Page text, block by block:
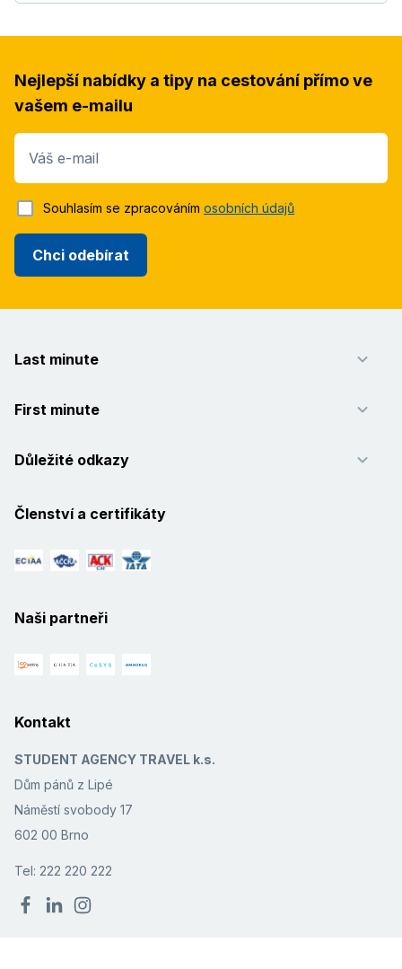
Nejlepší nabídky a tipy na cestování přímo ve
vašem e-mailu
Váš e-mail
Chci odebírat
Souhlasím se zpracováním osobních údajů
Last minute
First minute
Důležité odkazy
Členství a certifikáty
Naši partneři
Kontakt
STUDENT AGENCY TRAVEL k.s.
Dům pánů z Lipé
Náměstí svobody 17
602 00 Brno
Tel: 222 220 222